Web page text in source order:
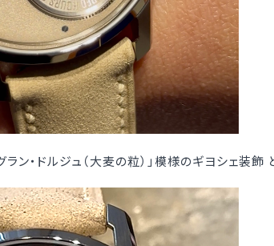
ラン・ドルジュ（大麦の粒）」模様のギヨシェ装